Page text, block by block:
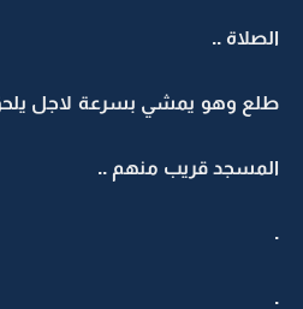
الصلاة ..
طلع وهو يمشي بسرعة لاجل يلحق
المسجد قريب منهم ..
.
.